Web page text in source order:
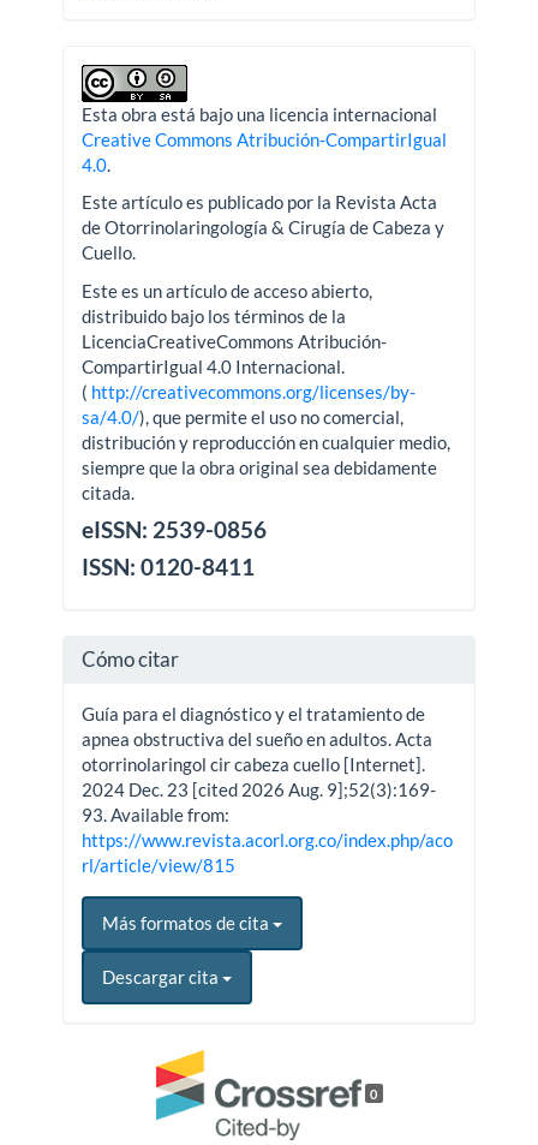
Esta obra está bajo una licencia internacional
Creative Commons Atribución-CompartirIgual
4.0
Este artículo es publicado por la Revista Acta
de Otorrinolaringología & Cirugía de Cabeza y
Cuello.
Este es un artículo de acceso abierto,
distribuido bajo los términos de la
LicenciaCreativeCommons Atribución-
CompartirIgual 4.0 Internacional.
( http://creativecommons.org/licenses/by-
sa/4.0/), que permite el uso no comercial,
distribución y reproducción en cualquier medio,
siempre que la obra original sea debidamente
citada.
eISSN: 2539-0856
ISSN: 0120-8411
Cómo citar
Guía para el diagnóstico y el tratamiento de
apnea obstructiva del sueño en adultos. Acta
otorrinolaringol cir cabeza cuello [Internet].
2024 Dec. 23 [cited 2026 Aug. 9];52(3):169-
93. Available from:
https://www.revista.acorl.org.co/index.php/aco
rl/article/view/815
Más formatos de cita
Descargar cita
0